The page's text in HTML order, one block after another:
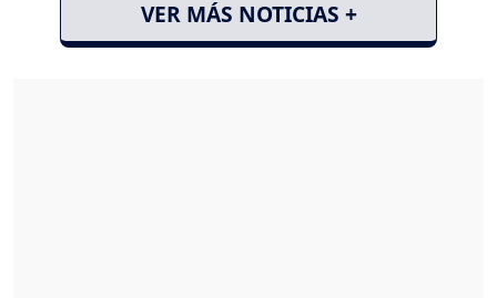
VER MÁS NOTICIAS +